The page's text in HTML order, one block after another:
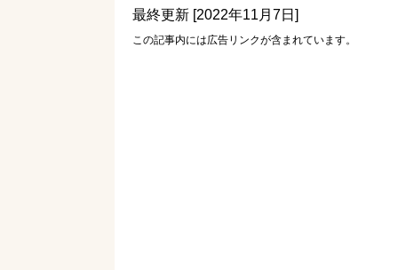
最終更新 [2022年11月7日]
この記事内には広告リンクが含まれています。